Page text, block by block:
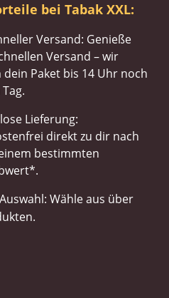
bei Tabak XXL:
Versand: Genieße
Versand – wir
Paket bis 14 Uhr noch
Lieferung:
direkt zu dir nach
bestimmten
Wähle aus über